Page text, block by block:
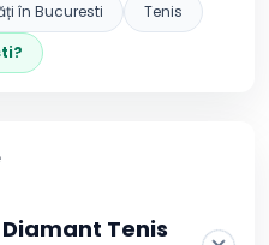
în Bucuresti
Tenis
?
Tenis